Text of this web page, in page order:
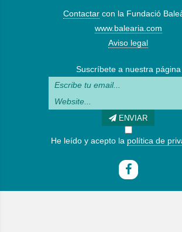
Contactarcon la Fundació
www.balearia.com
Aviso legal
Suscríbete a nuestra página
ENVIAR
He leído y acepto la política de